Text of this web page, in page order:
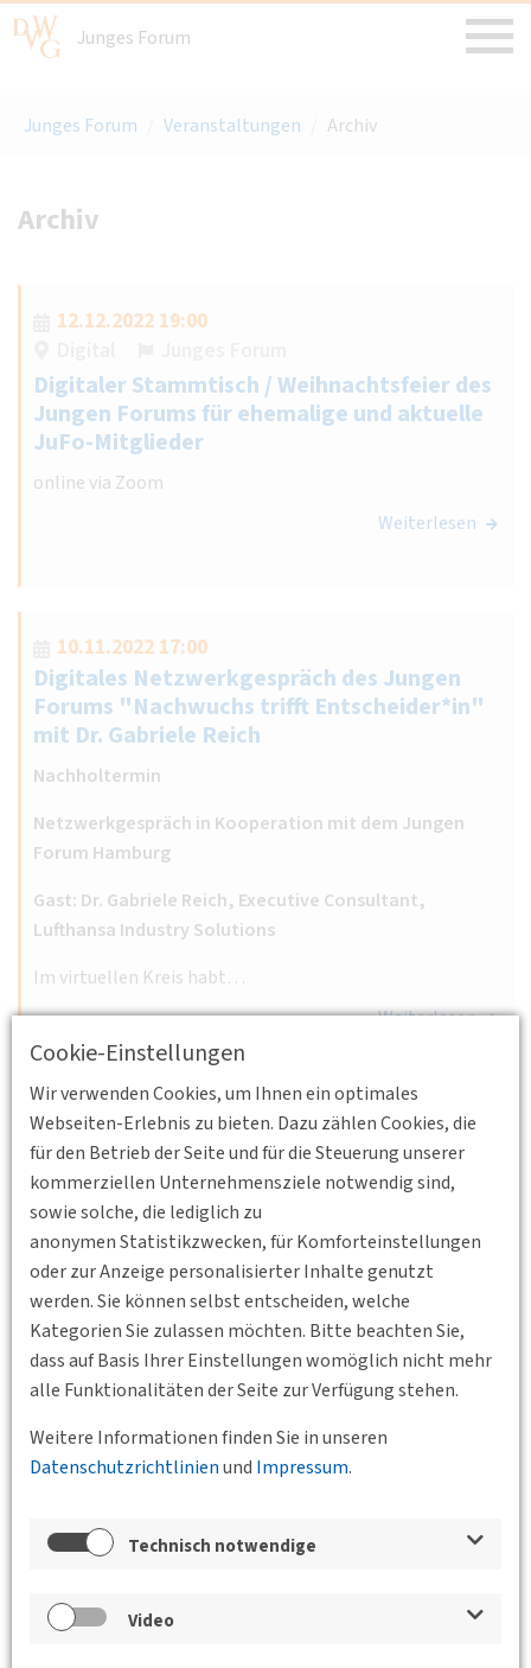
Cookie-Einstellungen
Wir verwenden Cookies, um Ihnen ein optimales
Webseiten-Erlebnis zu bieten. Dazu zählen Cookies, die
für den Betrieb der Seite und für die Steuerung unserer
kommerziellen Unternehmensziele notwendig sind,
sowie solche, die lediglich zu
anonymen Statistikzwecken, für Komforteinstellungen
oder zur Anzeige personalisierter Inhalte genutzt
werden. Sie können selbst entscheiden, welche
Kategorien Sie zulassen möchten. Bitte beachten Sie,
dass auf Basis Ihrer Einstellungen womöglich nicht mehr
alle Funktionalitäten der Seite zur Verfügung stehen.
Weitere Informationen finden Sie in unseren
Datenschutzrichtlinienund Impressum.
Technisch notwendige
Video
Junges Forum
Junges Forum Veranstaltungen Archiv
Archiv
12.12.2022 19:00
Digitaler Stammtisch / Weihnachtsfeier des
Jungen Forums für ehemalige und aktuelle
JuFo-Mitglieder
online via Zoom
Weiterlesen
10.11.2022 17:00
Digitales Netzwerkgespräch des Jungen
Forums "Nachwuchs trifft Entscheider*in"
mit Dr. Gabriele Reich
Nachholtermin
Netzwerkgespräch in Kooperation mit dem Jungen
Forum Hamburg
Gast: Dr. Gabriele Reich, Executive Consultant,
Lufthansa Industry Solutions
Im virtuellen Kreis habt…
Weiterlesen
19.10.2022 14:00
Fachexkursion des Jungen Forums nach
Hamburg
Vom19. bis 22.10.2022findet die diesjährige
Fachexkursion des Jungen Forums nach Hamburg
Freut Euch auf ein spannendes und
verkehrsträgerübergreifendes Programm mit…
Weiterlesen
Digitales Netzwerkgespräch des Jungen
mit Andreas Matthes